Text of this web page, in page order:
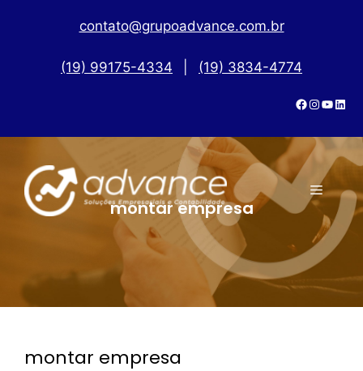
contato@grupoadvance.com.br
(19) 99175-4334 (19) 3834-4774
montar empresa
montar empresa